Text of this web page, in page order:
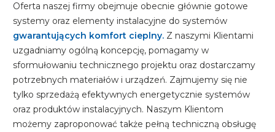
Oferta naszej firmy obejmuje obecnie głównie gotowe
systemy oraz elementy instalacyjne do systemów
gwarantujących komfort cieplny. Z naszymi Klientami
uzgadniamy ogólną koncepcję, pomagamy w
sformułowaniu technicznego projektu oraz dostarczamy
potrzebnych materiałów i urządzeń. Zajmujemy się nie
tylko sprzedażą efektywnych energetycznie systemów
oraz produktów instalacyjnych. Naszym Klientom
możemy zaproponować także pełną techniczną obsługę